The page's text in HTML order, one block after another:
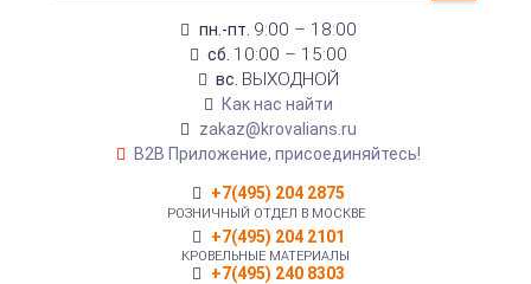
пн.-пт. 9:00 – 18:00
сб. 10:00 – 15:00
вс. ВЫХОДНОЙ
Как нас найти
zakaz@krovalians.ru
B2B Приложение, присоединяйтесь!
+7(495) 204 2875
РОЗНИЧНЫЙ ОТДЕЛ В МОСКВЕ
+7(495) 204 2101
КРОВЕЛЬНЫЕ МАТЕРИАЛЫ
+7(495) 240 8303